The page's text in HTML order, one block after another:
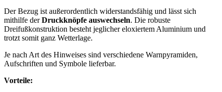
Der Bezug ist außerordentlich widerstandsfähig und lässt sich
mithilfe derDruckknöpfe auswechseln. Die robuste
Dreifußkonstruktion besteht jeglicher eloxiertem Aluminium und
trotzt somit ganz Wetterlage.
Je nach Art des Hinweises sind verschiedene Warnpyramiden,
Aufschriften und Symbole lieferbar.
Vorteile: